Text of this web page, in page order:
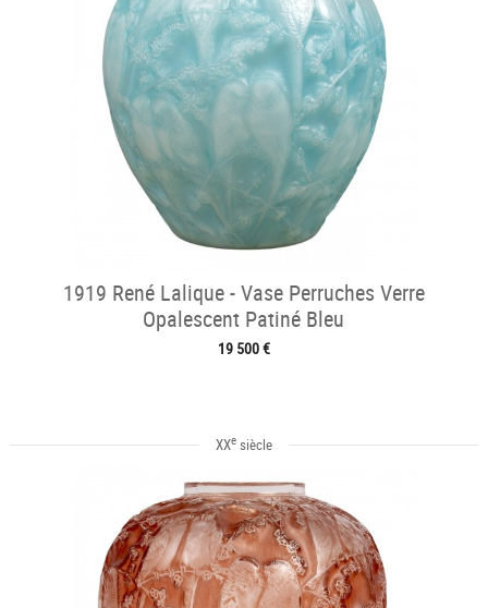
1919 René Lalique - Vase Perruches Verre
Opalescent Patiné Bleu
19 500 €
XXesiècle